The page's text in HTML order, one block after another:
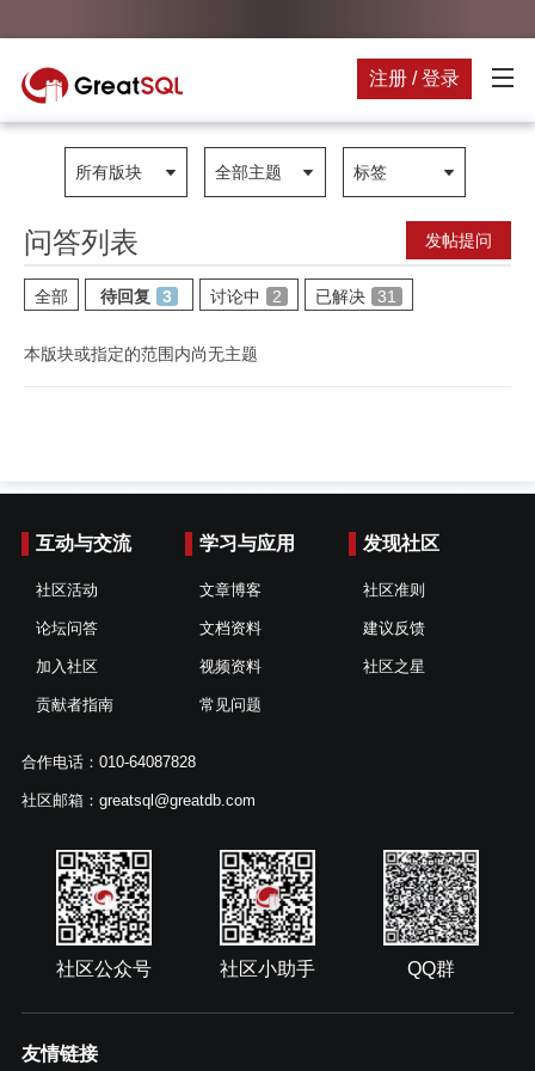
注册 / 登录
所有版块 全部主题 标签
问答列表 发帖提问
全部 待回复 3 讨论中 2 已解决 31
本版块或指定的范围内尚无主题
互动与交流
社区活动
论坛问答
加入社区
贡献者指南
学习与应用
文章博客
文档资料
视频资料
常见问题
发现社区
社区准则
建议反馈
社区之星
合作电话：010-64087828
社区邮箱：greatsql@greatdb.com
社区公众号 社区小助手 QQ群
友情链接